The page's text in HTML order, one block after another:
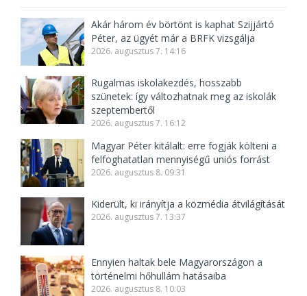
Akár három év börtönt is kaphat Szijjártó
Péter, az ügyét már a BRFK vizsgálja
2026. augusztus 7. 14:16
Rugalmas iskolakezdés, hosszabb
szünetek: így változhatnak meg az iskolák
szeptembertől
2026. augusztus 7. 16:12
Magyar Péter kitálalt: erre fogják költeni a
felfoghatatlan mennyiségű uniós forrást
2026. augusztus 8. 09:31
Kiderült, ki irányítja a közmédia átvilágítását
2026. augusztus 7. 13:37
Ennyien haltak bele Magyarországon a
történelmi hőhullám hatásaiba
2026. augusztus 8. 10:03